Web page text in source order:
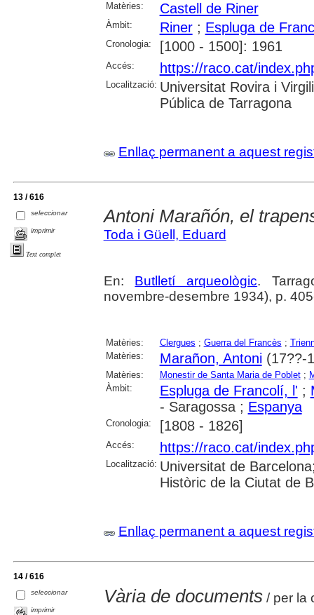
Matèries:
Castell de Riner
Àmbit: Riner; Espluga de
Cronologia: [1000 - 1500]: 1961
Accés: https://raco.cat/
Localització: Universitat Rovira i
Pública de Tarragona
Enllaç permanent a aquest
13 / 616
seleccionar
imprimir
Text complet
Antoni Marañón, el
Toda i Güell, Eduard
En: Butlletí arqueològic.
novembre-desembre 1934), p.
Matèries: Clergues ; Guerra del Francès ;
Matèries:
Marañon, Antoni(17??-
Matèries: Monestir de Santa Maria de Poblet;
Àmbit:
Espluga de Francolí, l' ;
- Saragossa ; Espanya
Cronologia: [1808 - 1826]
Accés: https://raco.cat/
Localització: Universitat de
Històric de la Ciutat de
Enllaç permanent a aquest
14 / 616
seleccionar
imprimir
Vària de documents/ per la